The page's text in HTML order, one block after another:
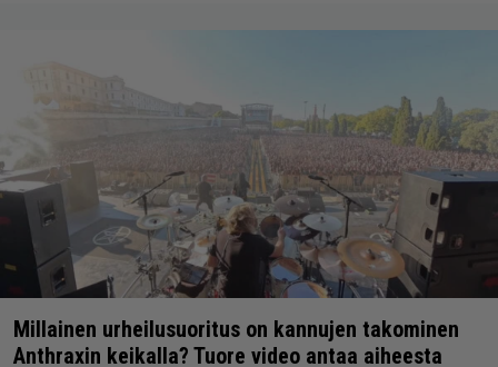
Millainen urheilusuoritus on kannujen takominen
Anthraxin keikalla? Tuore video antaa aiheesta